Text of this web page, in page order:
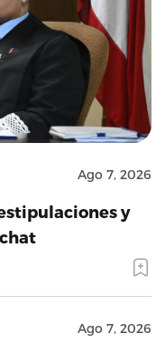
Ago 7, 2026
y
Ago 7, 2026